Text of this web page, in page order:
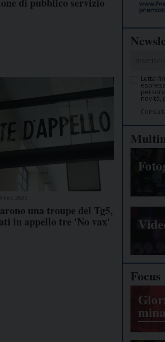
una troupe del Tg5,
in appello tre 'No vax'
Letta
novità,
Focus